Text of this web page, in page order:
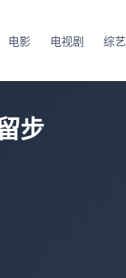
电影 电视剧 综艺
步